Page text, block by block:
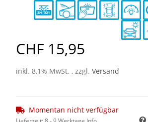
CHF 15,95
inkl. 8,1% MwSt. , zzgl. Versand
Momentan nicht verfügbar